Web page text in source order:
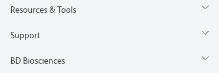
Resources & Tools
Support
BD Biosciences